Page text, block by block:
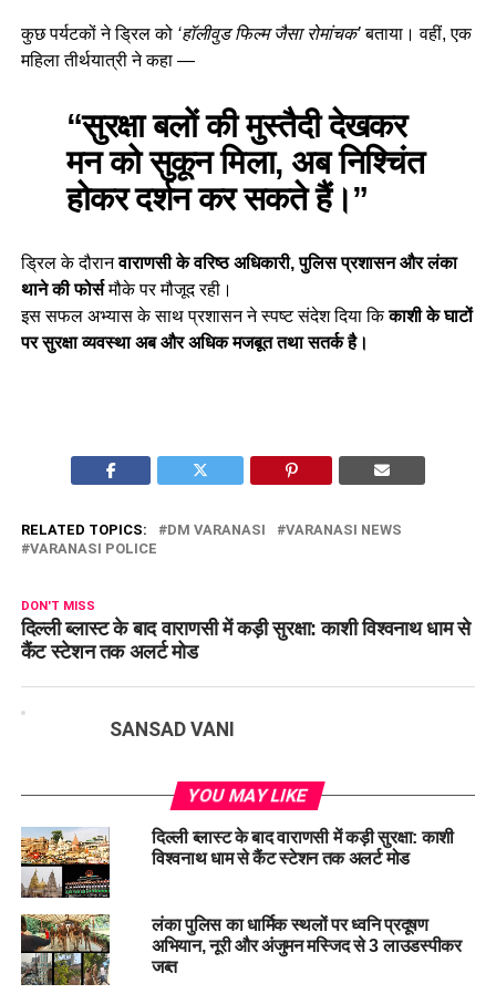
कुछ पर्यटकों ने ड्रिल को ‘हॉलीवुड फिल्म जैसा रोमांचक’बताया। वहीं, एक
महिला तीर्थयात्री ने कहा —
“सुरक्षा बलों की मुस्तैदी देखकर
मन को सुकून मिला, अब निश्चिंत
होकर दर्शन कर सकते हैं।”
ड्रिल के दौरानवाराणसी के वरिष्ठ अधिकारी, पुलिस प्रशासन और लंका
थाने की फोर्समौके पर मौजूद रही।
इस सफल अभ्यास के साथ प्रशासन ने स्पष्ट संदेश दिया किकाशी के घाटों
पर सुरक्षा व्यवस्था अब और अधिक मजबूत तथा सतर्क है।
RELATED TOPICS: DM VARANASI
VARANASI NEWS
VARANASI POLICE
DON'T MISS
दिल्ली ब्लास्ट के बाद वाराणसी में कड़ी सुरक्षा: काशी विश्वनाथ धाम से
कैंट स्टेशन तक अलर्ट मोड
SANSAD VANI
YOU MAY LIKE
दिल्ली ब्लास्ट के बाद वाराणसी में कड़ी सुरक्षा: काशी
विश्वनाथ धाम से कैंट स्टेशन तक अलर्ट मोड
लंका पुलिस का धार्मिक स्थलों पर ध्वनि प्रदूषण
अभियान, नूरी और अंजुमन मस्जिद से 3 लाउडस्पीकर
जब्त